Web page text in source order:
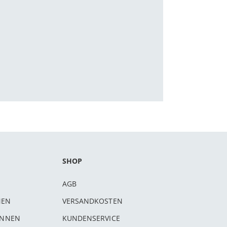
SHOP
AGB
VERSANDKOSTEN
KUNDENSERVICE